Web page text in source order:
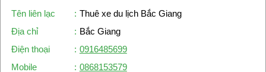
Tên liên lạc
: Thuê xe du lịch Bắc Giang
Địa chỉ
: Bắc Giang
Điện thoại
: 0916485699
Mobile
: 0868153579